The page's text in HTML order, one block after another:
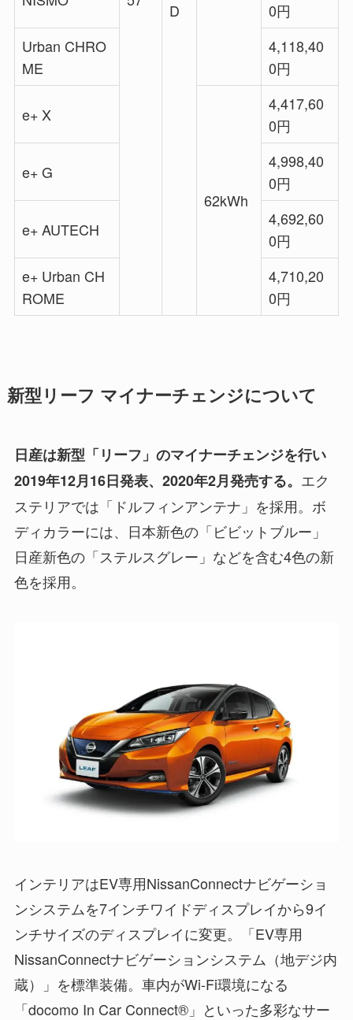
D
0円
Urban CHRO
ME
4,118,40
0円
e+ X
62kWh
4,417,60
0円
e+ G
4,998,40
0円
e+ AUTECH
4,692,60
0円
e+ Urban CH
ROME
4,710,20
0円
新型リーフ マイナーチェンジについて
日産は新型「リーフ」のマイナーチェンジを行い
2019年12月16日発表、2020年2月発売する。 エク
ステリアでは「ドルフィンアンテナ」を採用。ボ
ディカラーには、日本新色の「ビビットブルー」
日産新色の「ステルスグレー」などを含む4色の新
色を採用。
インテリアはEV専用NissanConnectナビゲーショ
ンシステムを7インチワイドディスプレイから9イ
ンチサイズのディスプレイに変更。「EV専用
NissanConnectナビゲーションシステム（地デジ内
蔵）」を標準装備。車内がWi-Fi環境になる
「docomo In Car Connect®」といった多彩なサー